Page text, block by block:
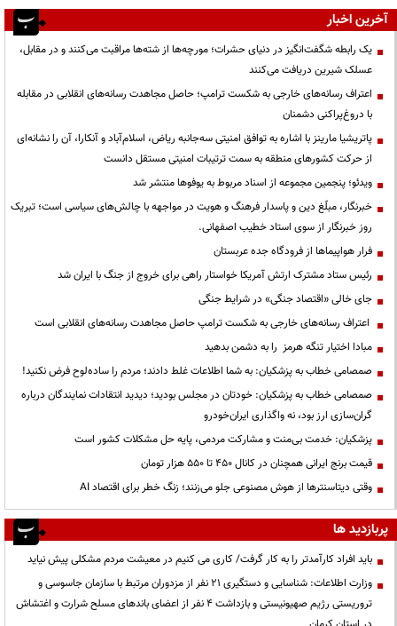
آخرین اخبار
یک رابطه شگفت‌انگیز در دنیای حشرات؛ مورچه‌ها از شته‌ها مراقبت می‌کنند و در مقابل،
عسلک شیرین دریافت می‌کنند
اعتراف رسانه‌های خارجی به شکست ترامپ؛ حاصل مجاهدت رسانه‌های انقلابی در مقابله
با دروغ‌پراکنی دشمنان
پاتریشیا مارینز با اشاره به توافق امنیتی سه‌جانبه ریاض، اسلام‌آباد و آنکارا، آن را نشانه‌ای
از حرکت کشورهای منطقه به سمت ترتیبات امنیتی مستقل دانست
ویدئو؛ پنجمین مجموعه از اسناد مربوط به یوفوها منتشر شد
خبرنگار، مبلّغ دین و پاسدار فرهنگ و هویت در مواجهه با چالش‌های سیاسی است؛ تبریک
روز خبرنگار از سوی استاد خطیب اصفهانی.
فرار هواپیماها از فرودگاه جده عربستان
رئیس ستاد مشترک ارتش آمریکا خواستار راهی برای خروج از جنگ با ایران شد
جای خالی «اقتصاد جنگی» در شرایط جنگی
اعتراف رسانه‌های خارجی به شکست ترامپ حاصل مجاهدت رسانه‌های انقلابی است
مبادا اختیار تنگه هرمز را به دشمن بدهید
صمصامی خطاب به پزشکیان: به شما اطلاعات غلط دادند؛ مردم را ساده‌لوح فرض نکنید!
صمصامی خطاب به پزشکیان: خودتان در مجلس بودید؛ دیدید انتقادات نمایندگان درباره
گران‌سازی ارز بود، نه واگذاری ایران‌خودرو
پزشکیان: خدمت بی‌منت و مشارکت مردمی، پایه حل مشکلات کشور است
قیمت‌ برنج ایرانی همچنان در کانال ۴۵۰ تا ۵۵۰ هزار تومان
وقتی دیتاسنترها از هوش مصنوعی جلو می‌زنند؛ زنگ خطر برای اقتصاد AI
پربازدید ها
باید افراد کارآمدتر را به کار گرفت/ کاری می کنیم در معیشت مردم مشکلی پیش نیاید
وزارت اطلاعات: شناسایی و دستگیری ۲۱ نفر از مزدوران مرتبط با سازمان جاسوسی و
تروریستی رژیم صهیونیستی و بازداشت ۴ نفر از اعضای باندهای مسلح شرارت و اغتشاش